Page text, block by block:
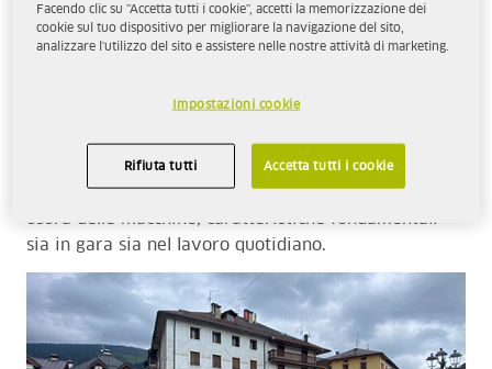
riferimento per le competizioni sportive dedicate ai
professionisti del lavoro forestale.
affidabili, sicurezza per gli operatori e attenzione
all’ambiente. I carburanti alchilati Aspen, formulati
per motori a due e quattro tempi, garantiscono
avviamenti rapidi, funzionamento regolare e minore
usura delle macchine, caratteristiche fondamentali
sia in gara sia nel lavoro quotidiano.
Facendo clic su "Accetta tutti i cookie", accetti la memorizzazione dei
cookie sul tuo dispositivo per migliorare la navigazione del sito,
analizzare l'utilizzo del sito e assistere nelle nostre attività di marketing.
Impostazioni cookie
Rifiuta tutti Accetta tutti i cookie